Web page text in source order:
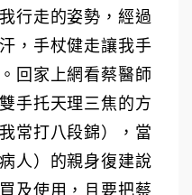
行走的姿勢，經過
，手杖健走讓我手
回家上網看蔡醫師
手托天理三焦的方
常打八段錦），當
人）的親身復建說
及使用，且要把蔡